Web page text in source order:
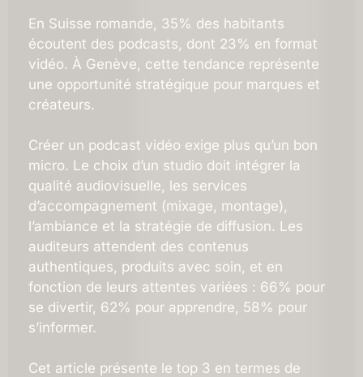
En Suisse romande, 35% des habitants
écoutent des podcasts, dont 23% en format
vidéo. À Genève, cette tendance représente
une opportunité stratégique pour marques et
créateurs.
Créer un podcast vidéo exige plus qu’un bon
micro. Le choix d’un studio doit intégrer la
qualité audiovisuelle, les services
d’accompagnement (mixage, montage),
l’ambiance et la stratégie de diffusion. Les
auditeurs attendent des contenus
authentiques, produits avec soin, et en
fonction de leurs attentes variées : 66% pour
se divertir, 62% pour apprendre, 58% pour
s’informer.
Cet article présente le top 3 en termes de